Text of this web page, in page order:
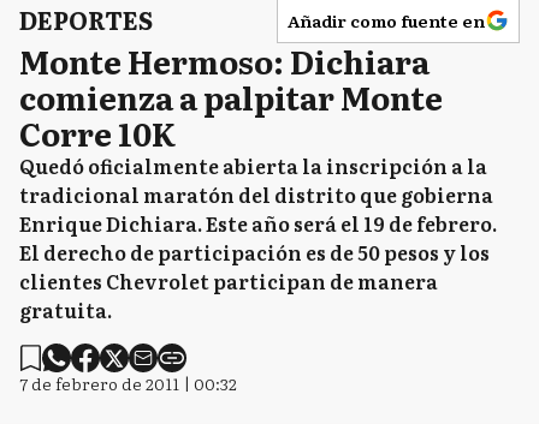
DEPORTES Añadir como fuente en
Monte Hermoso: Dichiara
comienza a palpitar Monte
Corre 10K
Quedó oficialmente abierta la inscripción a la
tradicional maratón del distrito que gobierna
Enrique Dichiara. Este año será el 19 de febrero.
El derecho de participación es de 50 pesos y los
clientes Chevrolet participan de manera
gratuita.
7 de febrero de 2011 | 00:32